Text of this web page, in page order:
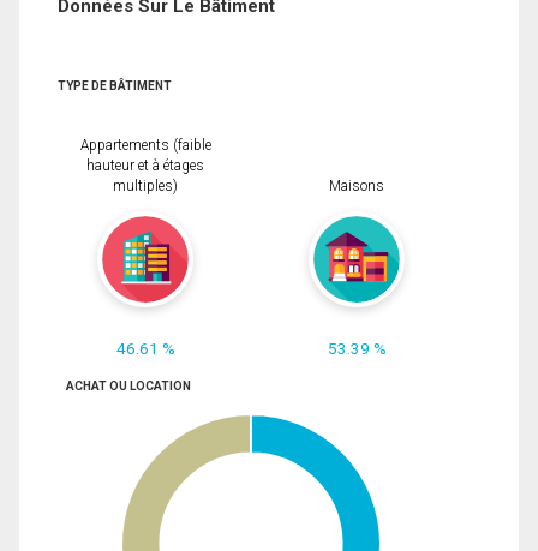
Données Sur Le Bâtiment
TYPE DE BÂTIMENT
Appartements (faible
hauteur et à étages
multiples)
46.61 %
Maisons
53.39 %
ACHAT OU LOCATION